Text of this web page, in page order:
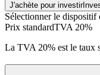
J'achète pour investir
Sélectionner le dispositif
Prix standardTVA 20%
La TVA 20% est le taux